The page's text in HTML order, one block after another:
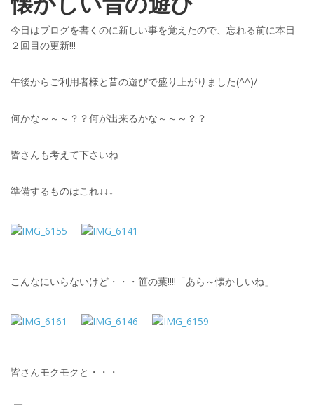
今日はブログを書くのに新しい事を覚えたので、忘れる前に本日
２回目の更新!!!
午後からご利用者様と昔の遊びで盛り上がりました(^^)/
何かな～～～？？何が出来るかな～～～？？
皆さんも考えて下さいね
準備するものはこれ↓↓↓
こんなにいらないけど・・・笹の葉!!!!「あら～懐かしいね」
皆さんモクモクと・・・